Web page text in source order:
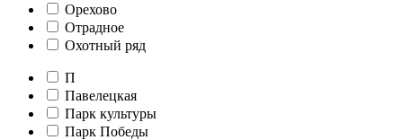
Орехово
Отрадное
Охотный ряд
П
Павелецкая
Парк культуры
Парк Победы